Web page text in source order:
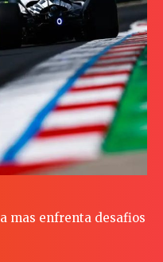
mas enfrenta desafios